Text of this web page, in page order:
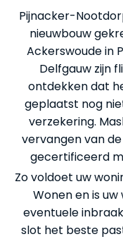
Pijnacker-
nieuwbouw
Ackerswoude in
Delfgauw zijn
ontdekken dat
geplaatst nog
verzekering.
vervangen van
gecertificeerd
Zo voldoet uw
Wonen en is
eventuele
slot het beste